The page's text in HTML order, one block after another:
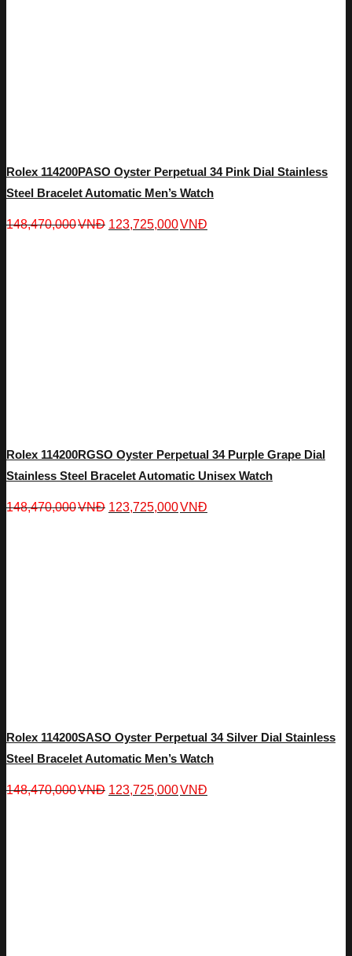
Rolex 114200PASO Oyster Perpetual 34 Pink Dial Stainless
Steel Bracelet Automatic Men’s Watch
148,470,000VNĐ 123,725,000VNĐ
Rolex 114200RGSO Oyster Perpetual 34 Purple Grape Dial
Stainless Steel Bracelet Automatic Unisex Watch
148,470,000VNĐ 123,725,000VNĐ
Rolex 114200SASO Oyster Perpetual 34 Silver Dial Stainless
Steel Bracelet Automatic Men’s Watch
148,470,000VNĐ 123,725,000VNĐ